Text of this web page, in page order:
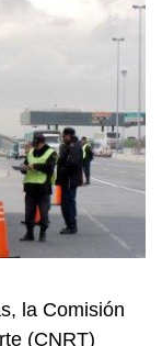
la Comisión
(CNRT)